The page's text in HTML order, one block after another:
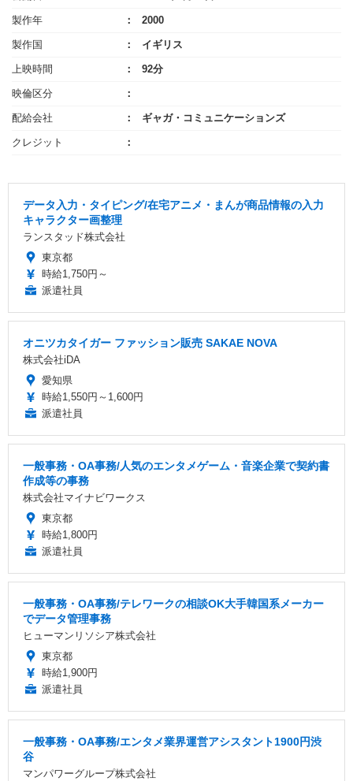
製作年 2000
製作国 イギリス
上映時間 92分
映倫区分
配給会社 ギャガ・コミュニケーションズ
クレジット
データ入力・タイピング/在宅アニメ・まんが商品情報の入力
キャラクター画整理
ランスタッド株式会社
東京都
時給1,750円～
派遣社員
オニツカタイガー ファッション販売 SAKAE NOVA
株式会社iDA
愛知県
時給1,550円～1,600円
派遣社員
一般事務・OA事務/人気のエンタメゲーム・音楽企業で契約書
作成等の事務
株式会社マイナビワークス
東京都
時給1,800円
派遣社員
一般事務・OA事務/テレワークの相談OK大手韓国系メーカー
でデータ管理事務
ヒューマンリソシア株式会社
東京都
時給1,900円
派遣社員
一般事務・OA事務/エンタメ業界運営アシスタント1900円渋
谷
マンパワーグループ株式会社